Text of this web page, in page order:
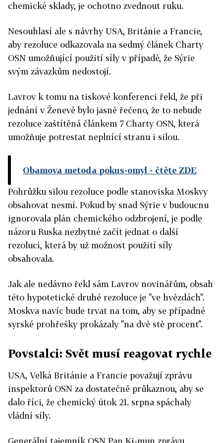
chemické sklady, je ochotno zvednout ruku.
Nesouhlasí ale s návrhy USA, Británie a Francie,
aby rezoluce odkazovala na sedmý článek Charty
OSN umožňující použití síly v případě, že Sýrie
svým závazkům nedostojí.
Lavrov k tomu na tiskové konferenci řekl, že při
jednání v Ženevě bylo jasně řečeno, že to nebude
rezoluce zaštítěná článkem 7 Charty OSN, která
umožňuje potrestat neplnící stranu i silou.
Obamova metoda pokus-omyl - čtěte ZDE
Pohrůžku silou rezoluce podle stanoviska Moskvy
obsahovat nesmí. Pokud by snad Sýrie v budoucnu
ignorovala plán chemického odzbrojení, je podle
názoru Ruska nezbytné začít jednat o další
rezoluci, která by už možnost použití síly
obsahovala.
Jak ale nedávno řekl sám Lavrov novinářům, obsah
této hypotetické druhé rezoluce je "ve hvězdách".
Moskva navíc bude trvat na tom, aby se případné
syrské prohřešky prokázaly "na dvě stě procent".
Povstalci: Svět musí reagovat rychle
USA, Velká Británie a Francie považují zprávu
inspektorů OSN za dostatečně průkaznou, aby se
dalo říci, že chemický útok 21. srpna spáchaly
vládní síly.
Generální tajemník OSN Pan Ki-mun zprávu